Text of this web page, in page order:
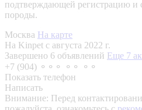
подтверждающей регистрацию и
породы.
Москва На карте
На Kinpet c августа 2022 г.
Завершено 6 объявлений Еще 7
+7 (904) ⚬⚬⚬ ⚬⚬ ⚬⚬
Показать телефон
Написать
Внимание: Перед